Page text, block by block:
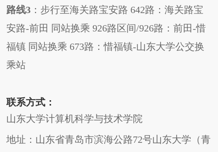
路线3 ：步行至海关路宝安路 642路：海关路宝
安路-前田 同站换乘 926路区间/926路：前田-惜
福镇 同站换乘 673路：惜福镇-山东大学公交换
乘站
联系方式：
山东大学计算机科学与技术学院
地址：山东省青岛市滨海公路72号山东大学（青